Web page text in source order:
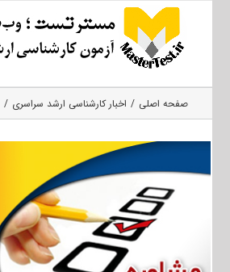
صفحه اصلی اخبار کارشناسی ارشد سراسری